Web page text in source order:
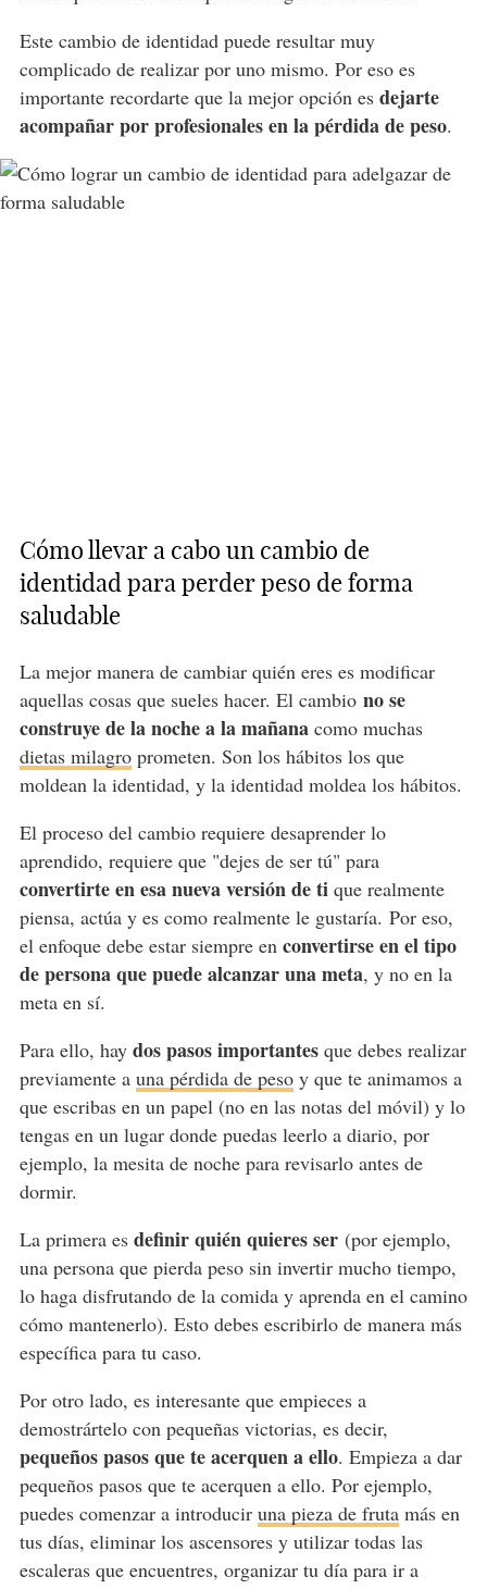
Este cambio de identidad puede resultar muy
complicado de realizar por uno mismo. Por eso es
importante recordarte que la mejor opción es dejarte
acompañar por profesionales en la pérdida de peso.
Cómo llevar a cabo un cambio de
identidad para perder peso de forma
saludable
La mejor manera de cambiar quién eres es modificar
aquellas cosas que sueles hacer. El cambio no se
construye de la noche a la mañanacomo muchas
dietas milagroprometen. Son los hábitos los que
moldean la identidad, y la identidad moldea los hábitos.
El proceso del cambio requiere desaprender lo
aprendido, requiere que "dejes de ser tú" para
convertirte en esa nueva versión de tique realmente
piensa, actúa y es como realmente le gustaría. Por eso,
el enfoque debe estar siempre en convertirse en el tipo
de persona que puede alcanzar una meta, y no en la
meta en sí.
Para ello, hay dos pasos importantesque debes realizar
previamente a una pérdida de pesoy que te animamos a
que escribas en un papel (no en las notas del móvil) y lo
tengas en un lugar donde puedas leerlo a diario, por
ejemplo, la mesita de noche para revisarlo antes de
dormir.
La primera esdefinir quién quieres ser (por ejemplo,
una persona que pierda peso sin invertir mucho tiempo,
lo haga disfrutando de la comida y aprenda en el camino
cómo mantenerlo). Esto debes escribirlo de manera más
específica para tu caso.
Por otro lado, es interesante que empieces a
demostrártelo con pequeñas victorias, es decir,
pequeños pasos que te acerquen a ello. Empieza a dar
pequeños pasos que te acerquen a ello. Por ejemplo,
puedes comenzar a introducir una pieza de frutamás en
tus días, eliminar los ascensores y utilizar todas las
escaleras que encuentres, organizar tu día para ir a